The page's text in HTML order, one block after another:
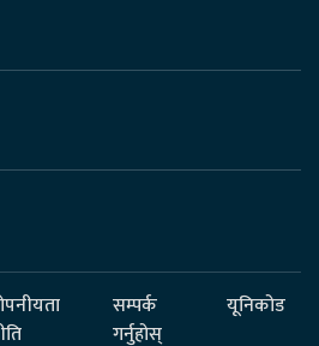
सम्पर्क
गर्नुहोस्
यूनिकोड